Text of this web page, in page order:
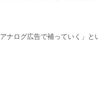
ナログ広告で補っていく」と